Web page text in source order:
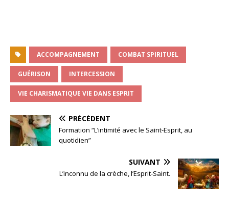
ACCOMPAGNEMENT COMBAT SPIRITUEL
GUÉRISON INTERCESSION
VIE CHARISMATIQUE VIE DANS ESPRIT
PRÉCÉDENT
Formation “L’intimité avec le Saint-Esprit, au
quotidien”
SUIVANT
L’inconnu de la crèche, l’Esprit-Saint.